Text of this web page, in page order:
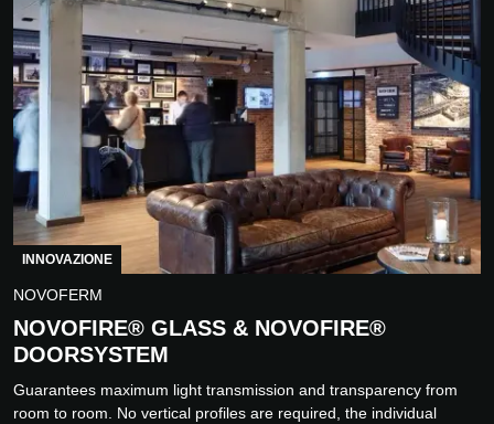
INNOVAZIONE
NOVOFERM
NOVOFIRE® GLASS & NOVOFIRE®
DOORSYSTEM
Guarantees maximum light transmission and transparency from
room to room. No vertical profiles are required, the individual